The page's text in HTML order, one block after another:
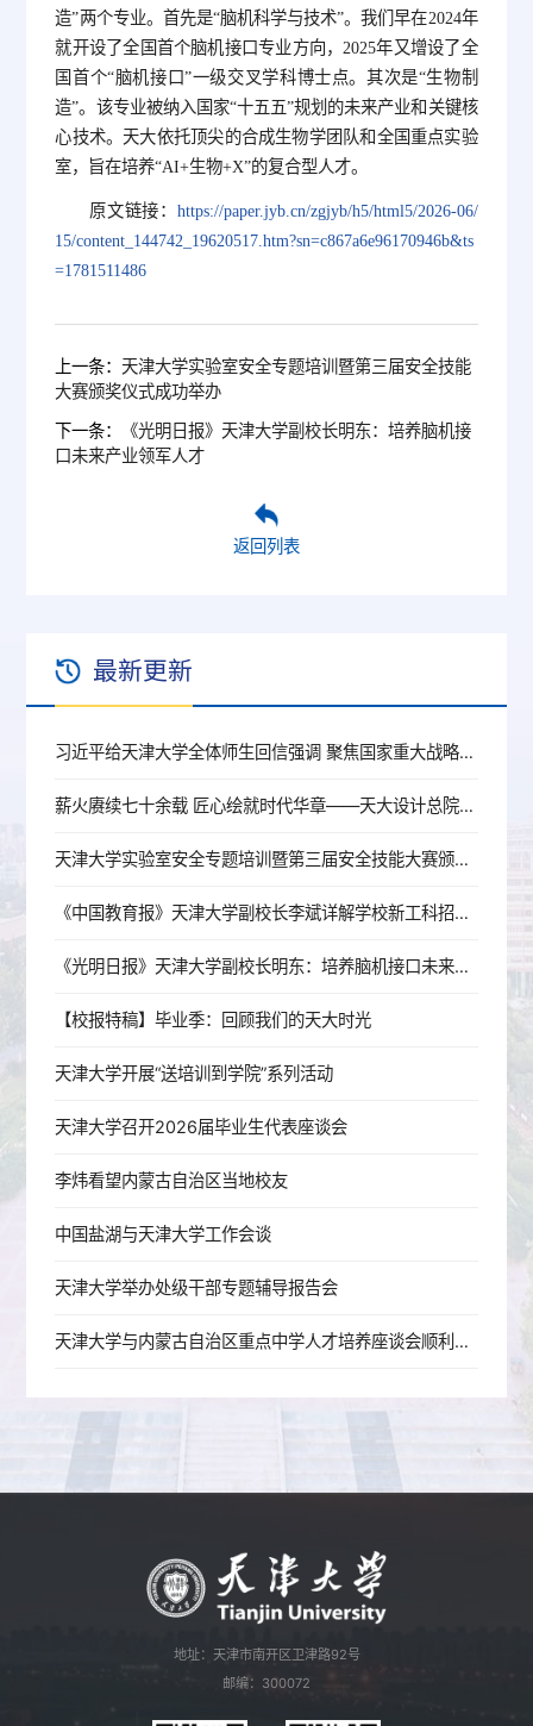
造”两个专业。首先是“脑机科学与技术”。我们早在2024年
就开设了全国首个脑机接口专业方向，2025年又增设了全
国首个“脑机接口”一级交叉学科博士点。其次是“生物制
造”。该专业被纳入国家“十五五”规划的未来产业和关键核
心技术。天大依托顶尖的合成生物学团队和全国重点实验
室，旨在培养“AI+生物+X”的复合型人才。
原文链接： https://paper.jyb.cn/zgjyb/h5/html5/2026-06/
15/content_144742_19620517.htm?sn=c867a6e96170946b&ts
=1781511486
上一条： 天津大学实验室安全专题培训暨第三届安全技能
大赛颁奖仪式成功举办
下一条：
《光明日报》天津大学副校长明东：培养脑机接
口未来产业领军人才
返回列表
最新更新
习近平给天津大学全体师生回信强调 聚焦国家重大战略需求提高人才培养质量 更好服务经济社会发展
薪火赓续七十余载 匠心绘就时代华章——天大设计总院院史展厅、成果展厅举行开展仪式
天津大学实验室安全专题培训暨第三届安全技能大赛颁奖仪式成功举办
《中国教育报》天津大学副校长李斌详解学校新工科招生培养特点：新工科持续升级 专业设置超前布局
《光明日报》天津大学副校长明东：培养脑机接口未来产业领军人才
【校报特稿】毕业季：回顾我们的天大时光
天津大学开展“送培训到学院”系列活动
天津大学召开2026届毕业生代表座谈会
李炜看望内蒙古自治区当地校友
中国盐湖与天津大学工作会谈
天津大学举办处级干部专题辅导报告会
天津大学与内蒙古自治区重点中学人才培养座谈会顺利召开
地址：天津市南开区卫津路92号
邮编：300072